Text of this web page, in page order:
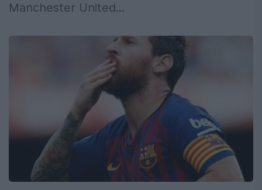
Manchester United...